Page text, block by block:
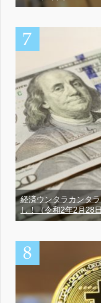
経済ウンタラカンタ
し！（令和2年2月28